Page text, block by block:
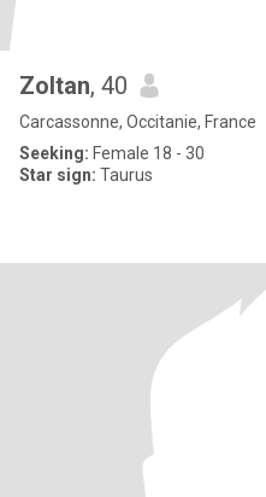
Zoltan, 40
Carcassonne, Occitanie, France
Seeking: Female 18 - 30
Star sign: Taurus